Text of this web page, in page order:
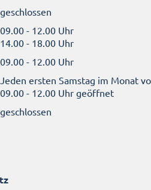
geschlossen
09.00 - 12.00 Uhr
14.00 - 18.00 Uhr
09.00 - 12.00 Uhr
Jeden ersten Samstag im Monat
09.00 - 12.00 Uhr geöffnet
geschlossen